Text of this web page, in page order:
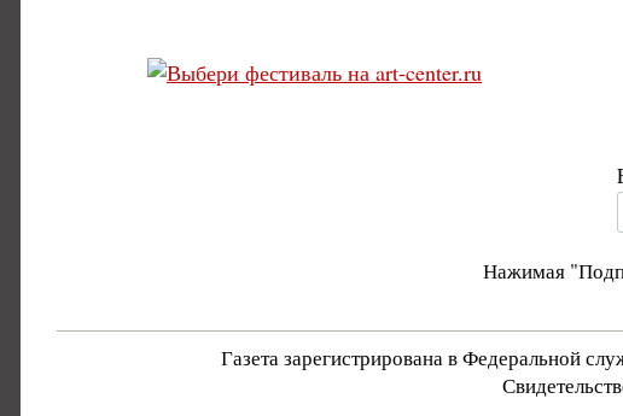
Нажимая
Газета зарегистрирована в Федеральной